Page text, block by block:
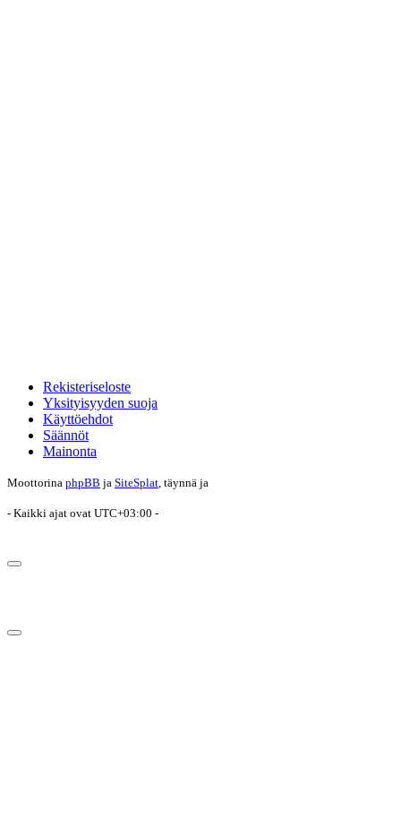
Rekisteriseloste
Yksityisyyden suoja
Käyttöehdot
Säännöt
Mainonta
Moottorina phpBB ja SiteSplat , täynnä ja
- Kaikki ajat ovat UTC+03:00 -